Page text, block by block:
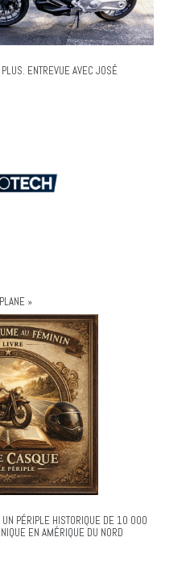
ENTREVUE AVEC JOSÉ
»
PÉRIPLE HISTORIQUE DE 10 000
EN AMÉRIQUE DU NORD